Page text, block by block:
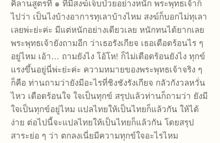
คิลานสูตรที่ ๑ ที่มีสงฆ์เจ็บป่วยอย่างหนัก พระพุทธเจ้าก็
ไปว่า เป็นไงบ้างอาการทุเลาบ้างไหม สงฆ์ก็บอกไม่ทุเลา
เลยพ่ะย่ะค่ะ มีแต่หนักอย่างเดียวเลย หนักทนได้ยากเลย
พระพุทธเจ้ายังถามอีก ว่าเธอรังเกียจ เธอเดือดร้อนไร ๆ
อยู่ไหม เอ้า… ถามยังไง โอ้โห! ก็ไม่เดือดร้อนยังไง ทุกข์
แรงขึ้นอยู่นี่พ่ะย่ะค่ะ ความหมายของพระพุทธเจ้าจริง ๆ
ก็คือ ท่านถามว่ายังมีอะไรที่ชิงชังรังเกียจ กลัวกังวลหวั่น
ไหว เดือดร้อนใจ ใจเป็นทุกข์ สรุปแล้วท่านก็ถามว่า ยังมี
ใจเป็นทุกข์อยู่ไหม แปลไทยให้เป็นไทยก็แล้วกัน ให้ได้
ง่าย ต่อไปนี้จะแปลไทยให้เป็นไทยก็แล้วกัน โดยสรุป
สาระย่อ ๆ ว่า ตกลงเนี่ยมีความทุกข์ใจอะไรไหม